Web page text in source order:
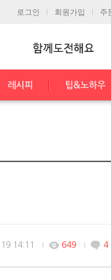
로그인 회원가입 주
레시피 팁&노하우
14:11 649 4